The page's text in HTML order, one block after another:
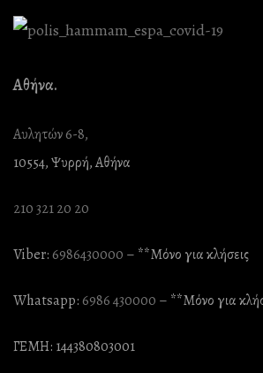
Αθήνα.
Αυλητών 6-8,
10554, Ψυρρή, Αθήνα
210 321 20 20
Viber:6986430000 – **Mόνο για κλήσεις
Whatsapp:6986 430000 – **Mόνο για
ΓΕΜΗ: 144380803001